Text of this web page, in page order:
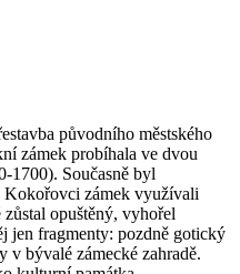
původního městského
zámek probíhala ve dvou
1700). Současně byl
zámek využívali
opuštěný, vyhořel
jen fragmenty: pozdně gotický
v bývalé zámecké zahradě.